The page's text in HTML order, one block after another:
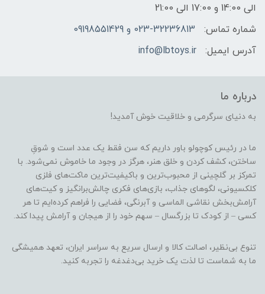
الی 14:00 و 17:00 الی 21:00
شماره تماس:
023-32236813 و 09198551429
آدرس ایمیل:
info@lbtoys.ir
درباره ما
به دنیای سرگرمی و خلاقیت خوش آمدید!
ما در رئیس کوچولو باور داریم که سن فقط یک عدد است و شوقِ
ساختن، کشف کردن و خلق هنر، هرگز در وجود ما خاموش نمی‌شود. با
تمرکز بر گلچینی از محبوب‌ترین و باکیفیت‌ترین ماکت‌های فلزی
کلکسیونی، لگوهای جذاب، بازی‌های فکری چالش‌برانگیز و کیت‌های
آرامش‌بخش نقاشی الماسی و آبرنگی، فضایی را فراهم کرده‌ایم تا هر
کسی – از کودک تا بزرگسال – سهم خود را از هیجان و آرامش پیدا کند.
تنوع بی‌نظیر، اصالت کالا و ارسال سریع به سراسر ایران، تعهد همیشگی
ما به شماست تا لذت یک خرید بی‌دغدغه را تجربه کنید.